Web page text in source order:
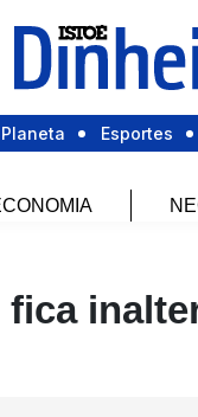
Planeta Esportes